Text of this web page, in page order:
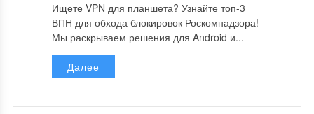
Ищете VPN для планшета? Узнайте топ-3
ВПН для обхода блокировок Роскомнадзора!
Мы раскрываем решения для Android и...
Далее